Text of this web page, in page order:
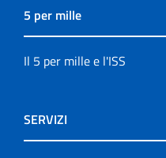
5 per mille
Il 5 per mille e l'ISS
SERVIZI